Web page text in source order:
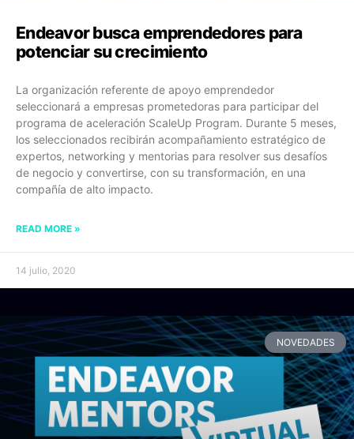
Endeavor busca emprendedores para
potenciar su crecimiento
La organización referente de apoyo emprendedor
seleccionará a empresas prometedoras para participar del
programa de aceleración ScaleUp Program. Durante 5 meses,
los seleccionados recibirán acompañamiento estratégico de
expertos, networking y mentorias para resolver sus desafíos
de negocio y convertirse, con su transformación, en una
compañía de alto impacto.
READ MORE »
14 julio, 2020
NOVEDADES